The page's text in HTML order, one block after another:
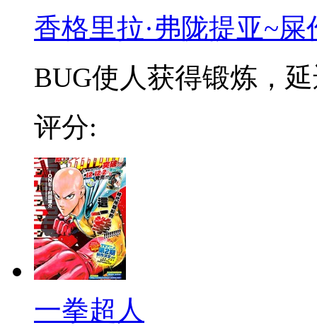
香格里拉·弗陇提亚~
BUG使人获得锻炼，
评分:
一拳超人